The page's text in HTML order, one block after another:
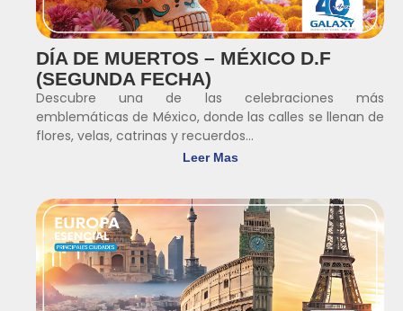
DÍA DE MUERTOS – MÉXICO D.F
(SEGUNDA FECHA)
Descubre una de las celebraciones más
emblemáticas de México, donde las calles se llenan de
flores, velas, catrinas y recuerdos...
Leer Mas